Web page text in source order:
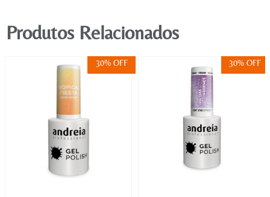
Produtos Relacionados
30% OFF 30% OFF